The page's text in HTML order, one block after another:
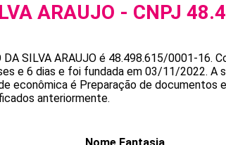
ARAUJO - CNPJ
DA SILVA ARAUJO é 48.498.615/0001-16.
e 6 dias e foi fundada em 03/11/2022. A
econômica é Preparação de documentos
anteriormente.